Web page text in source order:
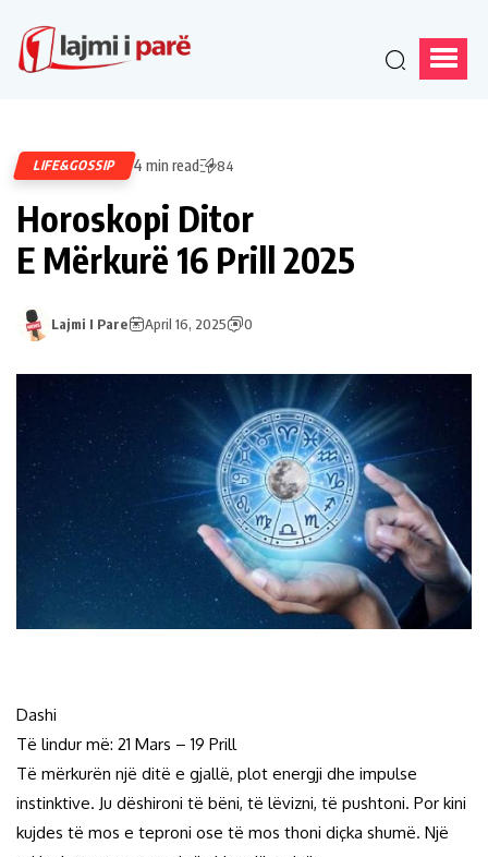
LIFE&GOSSIP 4 min read 84
Horoskopi Ditor
E Mërkurë 16 Prill 2025
Lajmi I Pare April 16, 2025 0
Dashi
Të lindur më: 21 Mars – 19 Prill
Të mërkurën një ditë e gjallë, plot energji dhe impulse
instinktive. Ju dëshironi të bëni, të lëvizni, të pushtoni. Por kini
kujdes të mos e teproni ose të mos thoni diçka shumë. Një